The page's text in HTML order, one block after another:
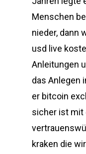
Menschen
nieder, dann
usd live
Anleitungen
das Anlegen
er bitcoin
sicher ist mit
kraken die